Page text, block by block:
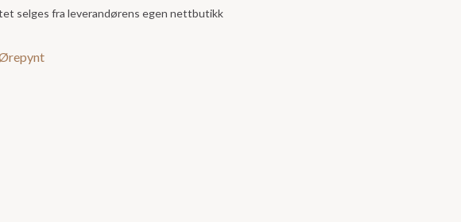
selges fra leverandørens egen nettbutikk